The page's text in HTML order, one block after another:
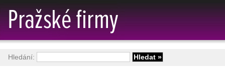
Hledání: